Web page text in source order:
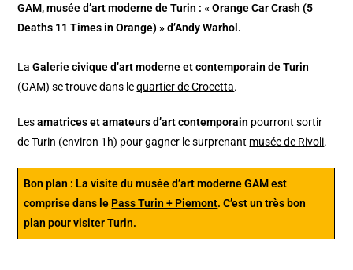
GAM, musée d’art moderne de Turin : « Orange Car Crash (5
Deaths 11 Times in Orange) » d’Andy Warhol.
LaGalerie civique d’art moderne et contemporain de Turin
(GAM) se trouve dans lequartier de Crocetta.
Lesamatrices et amateurs d’art contemporain pourront sortir
de Turin (environ 1h) pour gagner le surprenant musée de Rivoli.
Bon plan : Lavisite du musée d’art moderne GAMest
comprise dans le Pass Turin + Piemont. C’est un très bon
plan pour visiter Turin.